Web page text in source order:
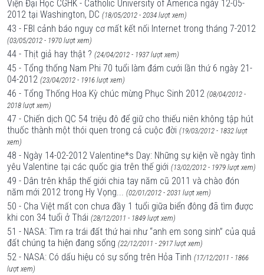
Viện Đại Học CGHK - Catholic University of America ngày 12-05-
2012 tại Washington, DC (18/05/2012 - 2034 lượt xem)
43 - FBI cảnh báo nguy cơ mất kết nối Internet trong tháng 7-2012
(03/05/2012 - 1970 lượt xem)
44 - Thịt giả hay thật ? (24/04/2012 - 1937 lượt xem)
45 - Tổng thống Nam Phi 70 tuổi làm đám cưới lần thứ 6 ngày 21-
04-2012 (23/04/2012 - 1916 lượt xem)
46 - Tổng Thống Hoa Kỳ chúc mừng Phục Sinh 2012 (08/04/2012 -
2018 lượt xem)
47 - Chiến dịch QC 54 triệu đô để giữ cho thiếu niên không tập hút
thuốc thành một thói quen trong cả cuộc đời (19/03/2012 - 1832 lượt
xem)
48 - Ngày 14-02-2012 Valentine*s Day: Những sự kiện về ngày tình
yêu Valentine tại các quốc gia trên thế giới (13/02/2012 - 1979 lượt xem)
49 - Dân trên khắp thế giới chia tay năm cũ 2011 và chào đón
năm mới 2012 trong Hy Vọng... (02/01/2012 - 2031 lượt xem)
50 - Cha Việt mất con chưa đầy 1 tuổi giữa biển đông đã tìm được
khi con 34 tuổi ở Thái (28/12/2011 - 1849 lượt xem)
51 - NASA: Tìm ra trái đất thứ hai như “anh em song sinh” của quả
đất chúng ta hiện đang sống (22/12/2011 - 2917 lượt xem)
52 - NASA: Có dấu hiệu có sự sống trên Hỏa Tinh (17/12/2011 - 1866
lượt xem)